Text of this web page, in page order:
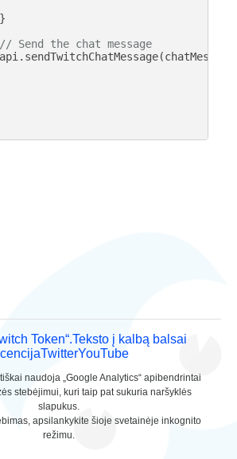
// Send the chat message
Token“.Teksto į kalbą balsai
TwitterYouTube
naudoja „Google Analytics“ apibendrintai
stebėjimui, kuri taip pat sukuria naršyklės
slapukus.
apsilankykite šioje svetainėje inkognito
režimu.